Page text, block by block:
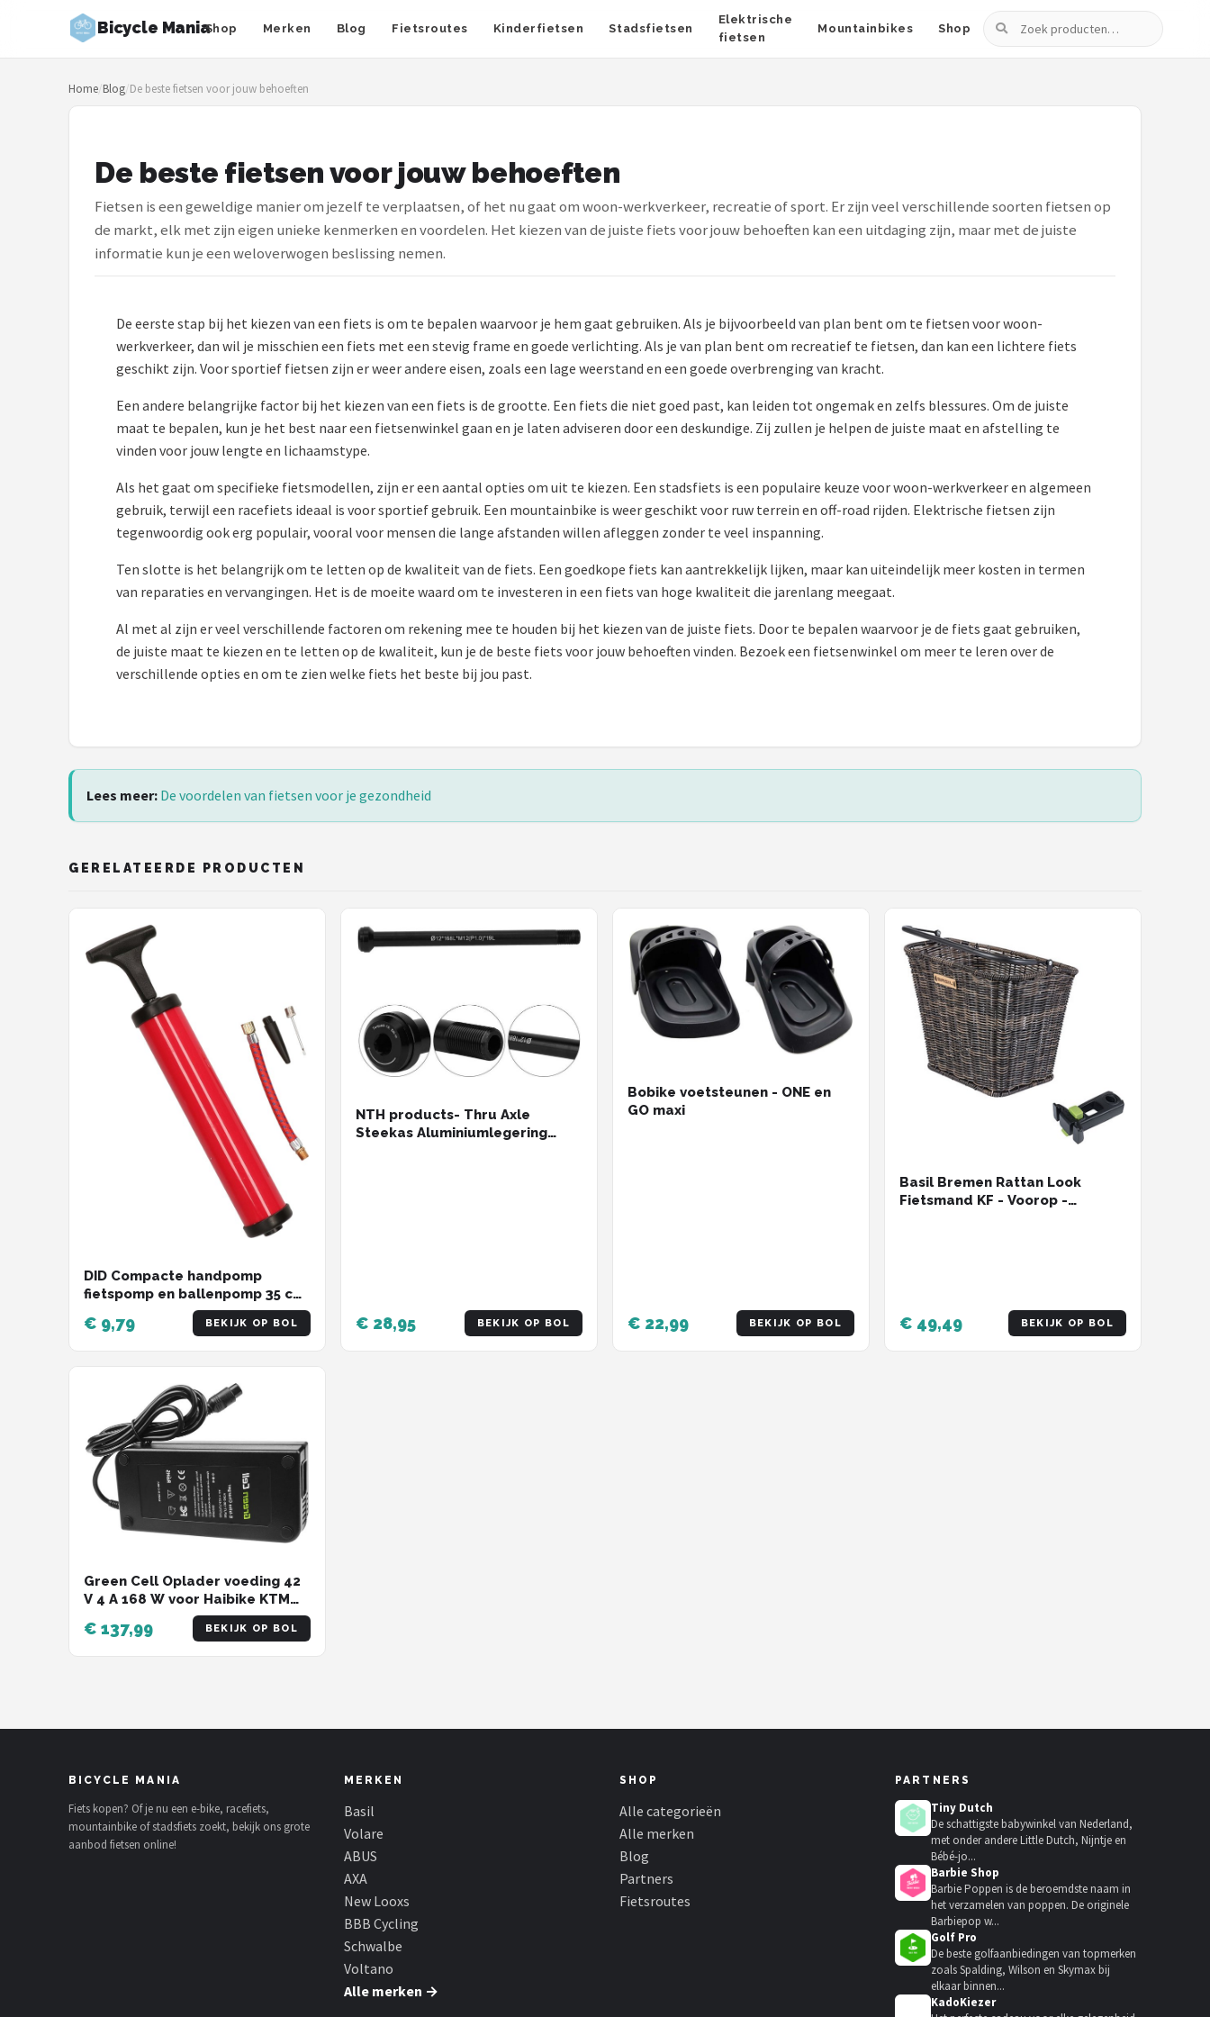
Bicycle ManiaShop Merken Blog Fietsroutes Kinderfietsen Stadsfietsen
Elektrische
fietsen
Mountainbikes Shop
Zoeken
Zoeken
NAVIGATIE
Fietsroutes
Stadsfietsen
Mountainbikes
POPULAIRE MERKEN
BBB Cycling
Schwalbe
Alle merken →
Home/Blog/De beste fietsen voor jouw behoeften
De beste fietsen voor jouw behoeften
Fietsen is een geweldige manier om jezelf te verplaatsen, of het nu gaat om woon-werkverkeer, recreatie of sport. Er zijn veel verschillende soorten fietsen op
de markt, elk met zijn eigen unieke kenmerken en voordelen. Het kiezen van de juiste fiets voor jouw behoeften kan een uitdaging zijn, maar met de juiste
informatie kun je een weloverwogen beslissing nemen.
De eerste stap bij het kiezen van een fiets is om te bepalen waarvoor je hem gaat gebruiken. Als je bijvoorbeeld van plan bent om te fietsen voor woon-
werkverkeer, dan wil je misschien een fiets met een stevig frame en goede verlichting. Als je van plan bent om recreatief te fietsen, dan kan een lichtere fiets
geschikt zijn. Voor sportief fietsen zijn er weer andere eisen, zoals een lage weerstand en een goede overbrenging van kracht.
Een andere belangrijke factor bij het kiezen van een fiets is de grootte. Een fiets die niet goed past, kan leiden tot ongemak en zelfs blessures. Om de juiste
maat te bepalen, kun je het best naar een fietsenwinkel gaan en je laten adviseren door een deskundige. Zij zullen je helpen de juiste maat en afstelling te
vinden voor jouw lengte en lichaamstype.
Als het gaat om specifieke fietsmodellen, zijn er een aantal opties om uit te kiezen. Een stadsfiets is een populaire keuze voor woon-werkverkeer en algemeen
gebruik, terwijl een racefiets ideaal is voor sportief gebruik. Een mountainbike is weer geschikt voor ruw terrein en off-road rijden. Elektrische fietsen zijn
tegenwoordig ook erg populair, vooral voor mensen die lange afstanden willen afleggen zonder te veel inspanning.
Ten slotte is het belangrijk om te letten op de kwaliteit van de fiets. Een goedkope fiets kan aantrekkelijk lijken, maar kan uiteindelijk meer kosten in termen
van reparaties en vervangingen. Het is de moeite waard om te investeren in een fiets van hoge kwaliteit die jarenlang meegaat.
Al met al zijn er veel verschillende factoren om rekening mee te houden bij het kiezen van de juiste fiets. Door te bepalen waarvoor je de fiets gaat gebruiken,
de juiste maat te kiezen en te letten op de kwaliteit, kun je de beste fiets voor jouw behoeften vinden. Bezoek een fietsenwinkel om meer te leren over de
verschillende opties en om te zien welke fiets het beste bij jou past.
Lees meer: De voordelen van fietsen voor je gezondheid
GERELATEERDE PRODUCTEN
DID Compacte handpomp
fietspomp en ballenpomp 35 cm
€ 9,79 BEKIJK OP BOL
NTH products- Thru Axle
Steekas Aluminiumlegering
€ 28,95 BEKIJK OP BOL
Bobike voetsteunen - ONE en
GO maxi
€ 22,99 BEKIJK OP BOL
Basil Bremen Rattan Look
Fietsmand KF - Voorop -
€ 49,49 BEKIJK OP BOL
Green Cell Oplader voeding 42
V 4 A 168 W voor Haibike KTM
Kalkhoff Flyer Cube Focus Giant
Bergamont Ghost Trek Gazelle
Winora Specialized 36 V e-bike
€ 137,99 BEKIJK OP BOL
BICYCLE MANIA
Fiets kopen? Of je nu een e-bike, racefiets,
mountainbike of stadsfiets zoekt, bekijk ons grote
aanbod fietsen online!
MERKEN
Basil
Volare
ABUS
AXA
New Looxs
BBB Cycling
Schwalbe
Voltano
Alle merken →
SHOP
Alle categorieën
Alle merken
Blog
Partners
Fietsroutes
PARTNERS
Tiny Dutch
De schattigste babywinkel van Nederland,
met onder andere Little Dutch, Nijntje en
Bébé-jo...
Barbie Shop
Barbie Poppen is de beroemdste naam in
het verzamelen van poppen. De originele
Barbiepop w...
Golf Pro
De beste golfaanbiedingen van topmerken
zoals Spalding, Wilson en Skymax bij
elkaar binnen...
KadoKiezer